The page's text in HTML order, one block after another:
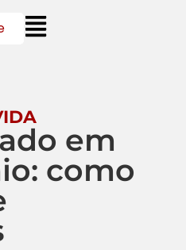
em
como